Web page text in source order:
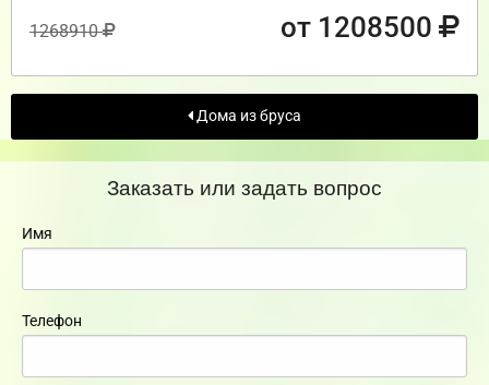
1268910 от 1208500
Дома из бруса
Заказать или задать вопрос
Имя
Телефон